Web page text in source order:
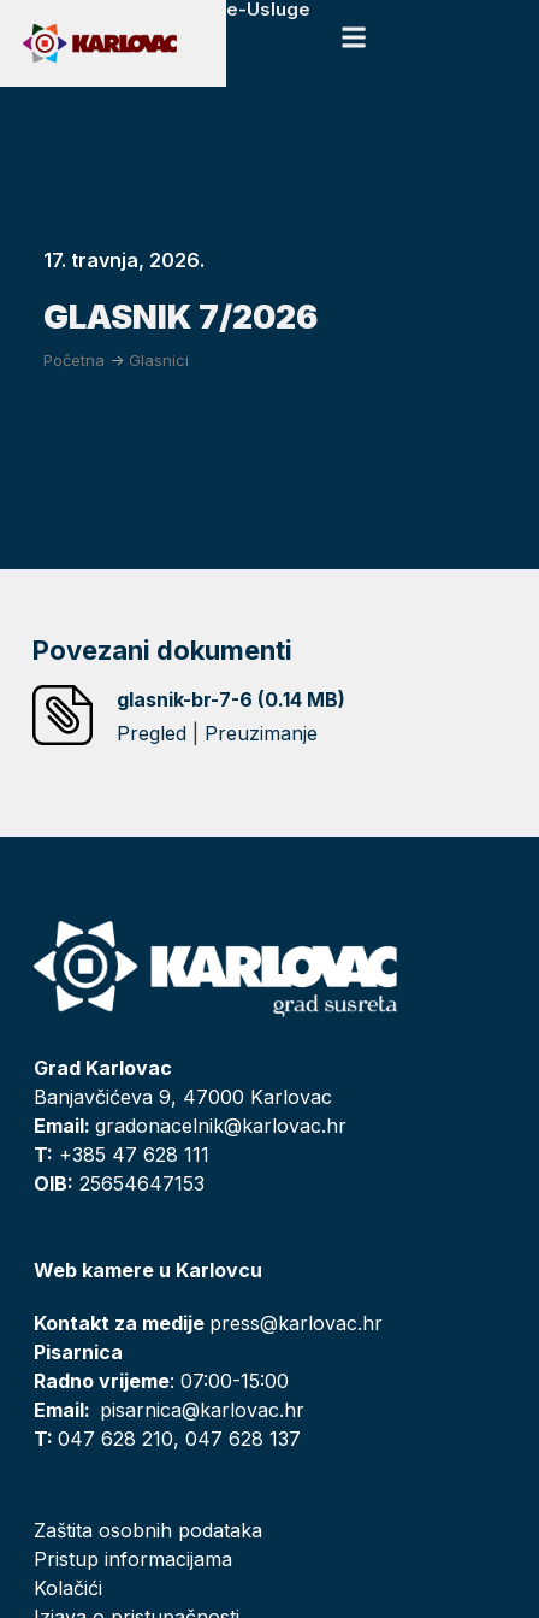
e-Usluge
17. travnja, 2026.
GLASNIK 7/2026
Početna -> Glasnici
Povezani dokumenti
glasnik-br-7-6 (0.14 MB)
Pregled
Preuzimanje
Grad Karlovac
Banjavčićeva 9, 47000 Karlovac
Email: gradonacelnik@karlovac.hr
T: +385 47 628 111
OIB: 25654647153
Web kamere u Karlovcu
Kontakt za medije press@karlovac.hr
Pisarnica
Radno vrijeme: 07:00-15:00
Email: pisarnica@karlovac.hr
T: 047 628 210, 047 628 137
Zaštita osobnih podataka
Pristup informacijama
Kolačići